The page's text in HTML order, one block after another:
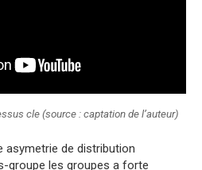
cle (source : captation de l’auteur)
asymetrie de distribution
groupe les groupes a forte